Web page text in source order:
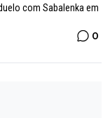
com Sabalenka em
0